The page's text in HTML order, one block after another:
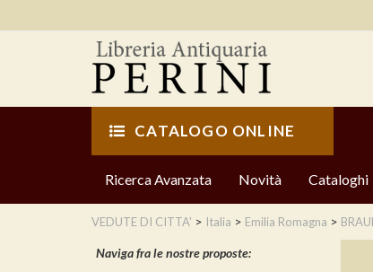
CATALOGO ONLINE
Ricerca Avanzata Novità Cataloghi
VEDUTE DI CITTA' > Italia > Emilia Romagna >
Naviga fra le nostre proposte: